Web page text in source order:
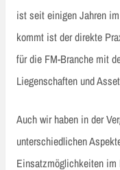
ist seit einigen Jahren
kommt ist der direkte
für die FM-Branche mit
Liegenschaften und
Auch wir haben in der
unterschiedlichen
Einsatzmöglichkeiten im